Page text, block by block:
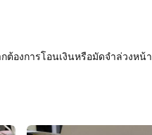
ต้องการโอนเงินหรือมัดจำล่วงหน้า